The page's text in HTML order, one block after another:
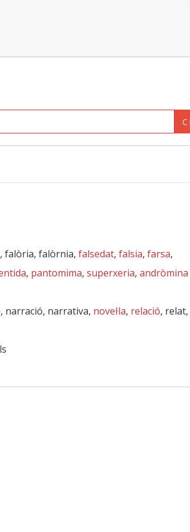
, falòria, falòrnia, falsedat, falsia, farsa,
, pantomima, superxeria, andròmina
, narració, narrativa, novel·la, relació, relat,